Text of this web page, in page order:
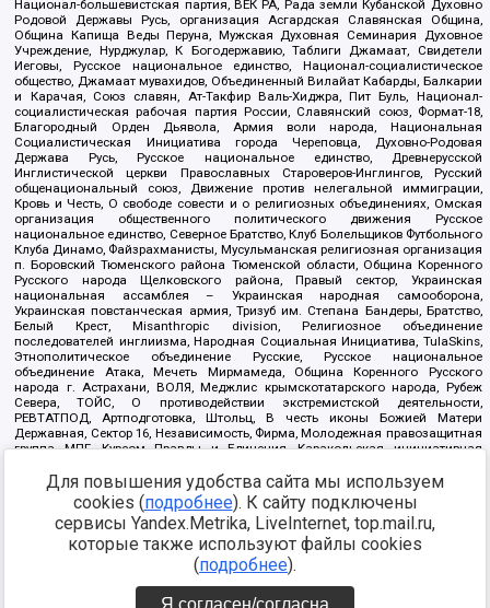
Национал-большевистская партия, ВЕК РА, Рада земли Кубанской Духовно
Родовой Державы Русь, организация Асгардская Славянская Община,
Община Капища Веды Перуна, Мужская Духовная Семинария Духовное
Учреждение, Нурджулар, К Богодержавию, Таблиги Джамаат, Свидетели
Иеговы, Русское национальное единство, Национал-социалистическое
общество, Джамаат мувахидов, Объединенный Вилайат Кабарды, Балкарии
и Карачая, Союз славян, Ат-Такфир Валь-Хиджра, Пит Буль, Национал-
социалистическая рабочая партия России, Славянский союз, Формат-18,
Благородный Орден Дьявола, Армия воли народа, Национальная
Социалистическая Инициатива города Череповца, Духовно-Родовая
Держава Русь, Русское национальное единство, Древнерусской
Инглистической церкви Православных Староверов-Инглингов, Русский
общенациональный союз, Движение против нелегальной иммиграции,
Кровь и Честь, О свободе совести и о религиозных объединениях, Омская
организация общественного политического движения Русское
национальное единство, Северное Братство, Клуб Болельщиков Футбольного
Клуба Динамо, Файзрахманисты, Мусульманская религиозная организация
п. Боровский Тюменского района Тюменской области, Община Коренного
Русского народа Щелковского района, Правый сектор, Украинская
национальная ассамблея – Украинская народная самооборона,
Украинская повстанческая армия, Тризуб им. Степана Бандеры, Братство,
Белый Крест, Misanthropic division, Религиозное объединение
последователей инглиизма, Народная Социальная Инициатива, TulaSkins,
Этнополитическое объединение Русские, Русское национальное
объединение Атака, Мечеть Мирмамеда, Община Коренного Русского
народа г. Астрахани, ВОЛЯ, Меджлис крымскотатарского народа, Рубеж
Севера, ТОЙС, О противодействии экстремистской деятельности,
РЕВТАТПОД, Артподготовка, Штольц, В честь иконы Божией Матери
Державная, Сектор 16, Независимость, Фирма, Молодежная правозащитная
группа МПГ, Курсом Правды и Единения, Каракольская инициативная
Благотворительный пансионат Ак Умут, Русская республика Русь,
Арестантское уголовное единство, Башкорт, Нация и свобода, W.H.С., Фалунь
Дафа, Иртыш Ultras, Русский Патриотический клуб-Новокузнецк/РПК,
Сибирский державный союз, Фонд борьбы с коррупцией, Фонд защиты прав
граждан, Штабы Навального, Совет граждан СССР Прикубанского округа г.
https://minjust.gov.ru/ru/documents/7822/
Для повышения удобства сайта мы используем
cookies (подробнее). К сайту подключены
сервисы Yandex.Metrika, LiveInternet, top.mail.ru,
которые также используют файлы cookies
(подробнее).
Я согласен/согласна